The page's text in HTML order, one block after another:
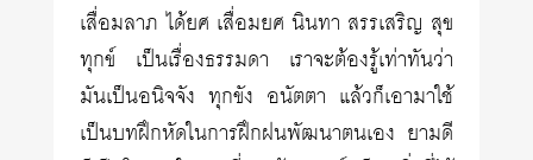
เสื่อมลาภ ได้ยศ เสื่อมยศ นินทา สรรเสริญ สุข
ทุกข์ เป็นเรื่องธรรมดา เราจะต้องรู้เท่าทันว่า
มันเป็นอนิจจัง ทุกขัง อนัตตา แล้วก็เอามาใช้
เป็นบทฝึกหัดในการฝึกฝนพัฒนาตนเอง ยามดี